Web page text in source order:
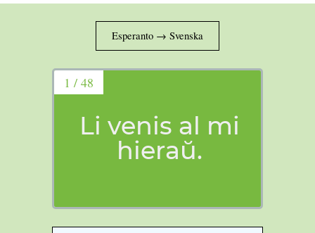
Li venis al mi
hieraŭ.
1 / 48